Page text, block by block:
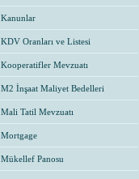
Kanunlar
KDV Oranları ve Listesi
Kooperatifler Mevzuatı
M2 İnşaat Maliyet Bedelleri
Mali Tatil Mevzuatı
Mortgage
Mükellef Panosu